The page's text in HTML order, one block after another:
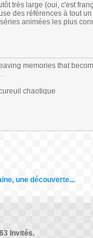
très large (oui, c'est
des références à tout
animées les plus
memories that
chaotique
une découverte...
Invités.